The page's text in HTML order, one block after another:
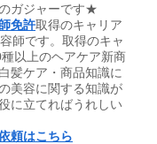
ガジャーです★
免許取得のキャリア
師です。取得のキャ
以上のヘアケア新商
髪ケア・商品知識に
美容に関する知識が
に立てればうれしい
頼はこちら